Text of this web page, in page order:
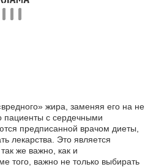
жира, заменяя его на не
пациенты с сердечными
предписанной врачом диеты,
лекарства. Это является
же важно, как и
того, важно не только выбирать